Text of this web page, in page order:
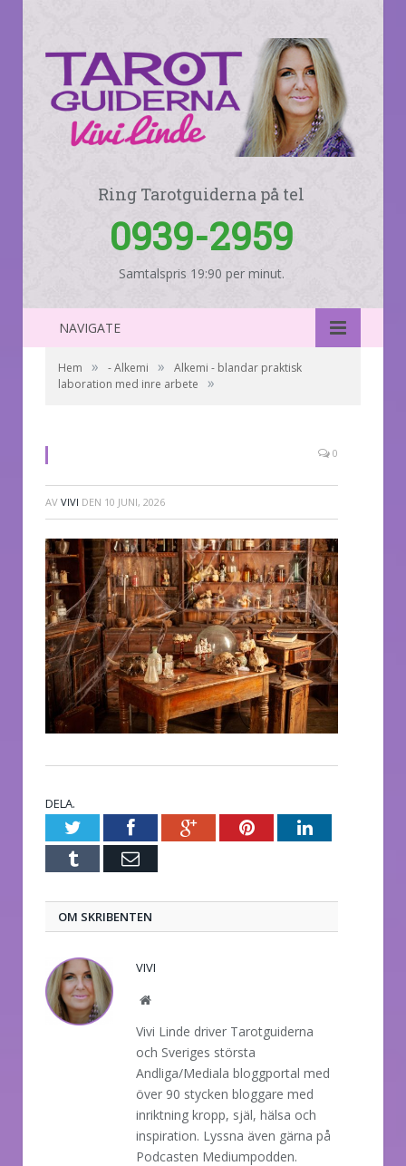
Ring Tarotguiderna på tel
0939-2959
Samtalspris 19:90 per minut.
NAVIGATE
Hem » - Alkemi »
Alkemi - blandar praktisk
laboration med inre arbete
»
0
AV VIVI DEN 10 JUNI, 2026
DELA.
TwitterFacebookGoogle+PinterestLinkedIn
Tumblr E-
OM SKRIBENTEN
VIVI
Website
Vivi Linde driver Tarotguiderna
och Sveriges största
Andliga/Mediala bloggportal med
över 90 stycken bloggare med
inriktning kropp, själ, hälsa och
inspiration. Lyssna även gärna på
Podcasten Mediumpodden.